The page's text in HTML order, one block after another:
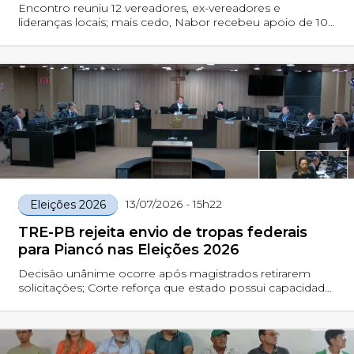
Encontro reuniu 12 vereadores, ex-vereadores e
lideranças locais; mais cedo, Nabor recebeu apoio de 10
Eleições 2026 13/07/2026 - 15h22
TRE-PB rejeita envio de tropas federais
para Piancó nas Eleições 2026
Decisão unânime ocorre após magistrados retirarem
solicitações; Corte reforça que estado possui capacidade